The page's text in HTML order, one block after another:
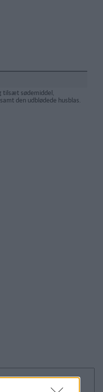
tilsæt sødemiddel,
den udblødede husblas.